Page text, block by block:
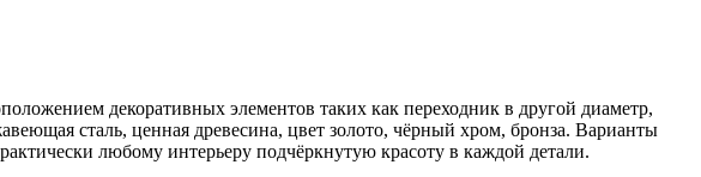
декоративных элементов таких как переходник в другой диаметр,
сталь, ценная древесина, цвет золото, чёрный хром, бронза. Варианты
любому интерьеру подчёркнутую красоту в каждой детали.